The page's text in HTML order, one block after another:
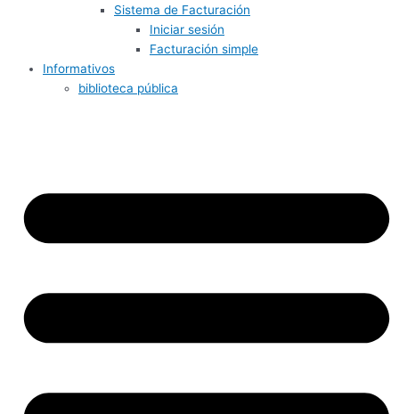
Sistema de Facturación
Iniciar sesión
Facturación simple
Informativos
biblioteca pública